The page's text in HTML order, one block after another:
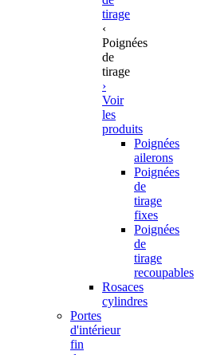
tirage
‹
Poignées
de
tirage
›
Voir
les
produits
Poignées
ailerons
Poignées
de
tirage
fixes
Poignées
de
tirage
recoupables
Rosaces
cylindres
Portes
d'intérieur
fin